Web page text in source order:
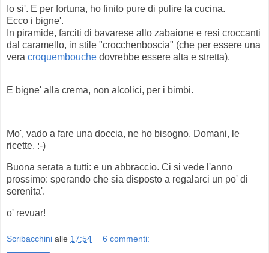
Io si'. E per fortuna, ho finito pure di pulire la cucina.
Ecco i bigne'.
In piramide, farciti di bavarese allo zabaione e resi croccanti
dal caramello, in stile "crocchenboscia" (che per essere una
vera croquembouche dovrebbe essere alta e stretta).
E bigne' alla crema, non alcolici, per i bimbi.
Mo', vado a fare una doccia, ne ho bisogno. Domani, le
ricette. :-)
Buona serata a tutti: e un abbraccio. Ci si vede l'anno
prossimo: sperando che sia disposto a regalarci un po' di
serenita'.
o' revuar!
Scribacchini alle 17:54 6 commenti: